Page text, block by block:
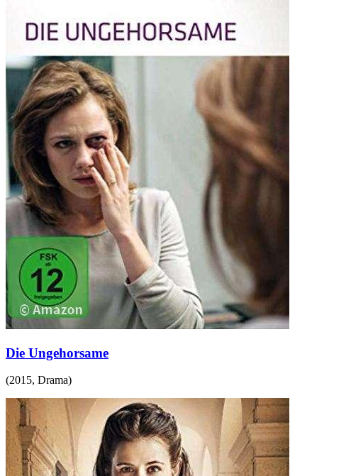
Die Ungehorsame
(2015, Drama)